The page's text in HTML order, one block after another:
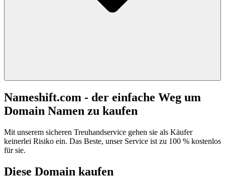
Nameshift.com - der einfache Weg um
Domain Namen zu kaufen
Mit unserem sicheren Treuhandservice gehen sie als Käufer
keinerlei Risiko ein. Das Beste, unser Service ist zu 100 % kostenlos
für sie.
Diese Domain kaufen